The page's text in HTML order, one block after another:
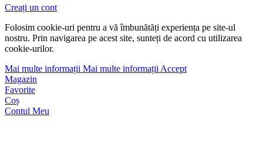
Creați un cont
Folosim cookie-uri pentru a vă îmbunătăți experiența pe site-ul
nostru. Prin navigarea pe acest site, sunteți de acord cu utilizarea
cookie-urilor.
Mai multe informații Mai multe informații Accept
Magazin
Favorite
Coș
Contul Meu